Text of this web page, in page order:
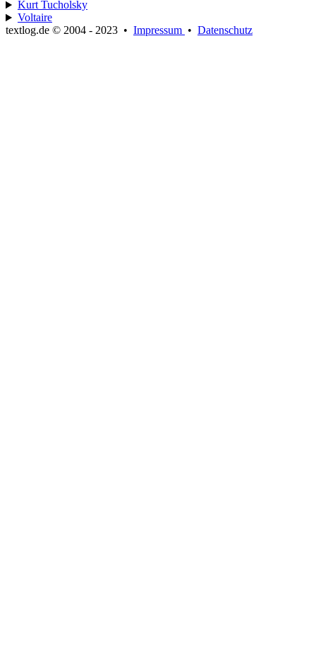
Kurt Tucholsky
Voltaire
textlog.de © 2004 - 2023 • Impressum • Datenschutz